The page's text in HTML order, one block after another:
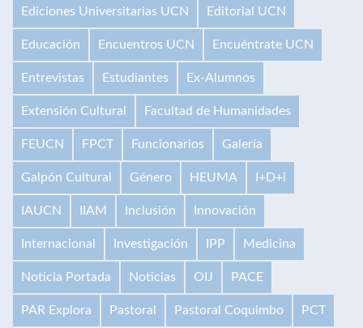
Ediciones Universitarias UCN Editorial UCN
Educación Encuentros UCN Encuéntrate UCN
Entrevistas Estudiantes Ex-Alumnos
Extensión Cultural Facultad de Humanidades
FEUCN FPCT Funcionarios Galería
Galpón Cultural Género HEUMA I+D+i
IAUCN IIAM Inclusión Innovación
Internacional Investigación IPP Medicina
Noticia Portada Noticias OIJ PACE
PAR Explora Pastoral Pastoral Coquimbo PCT